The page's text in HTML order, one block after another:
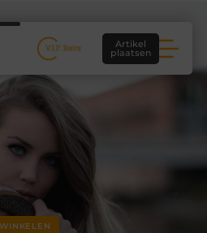
Artikel
plaatsen
WINKELEN